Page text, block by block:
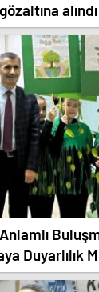
alındı
Duyarlılık